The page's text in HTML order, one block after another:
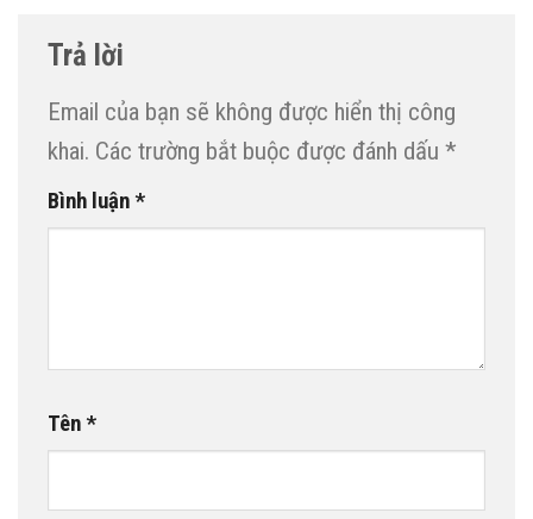
Trả lời
Email của bạn sẽ không được hiển thị công
khai. Các trường bắt buộc được đánh dấu *
Bình luận*
Tên*